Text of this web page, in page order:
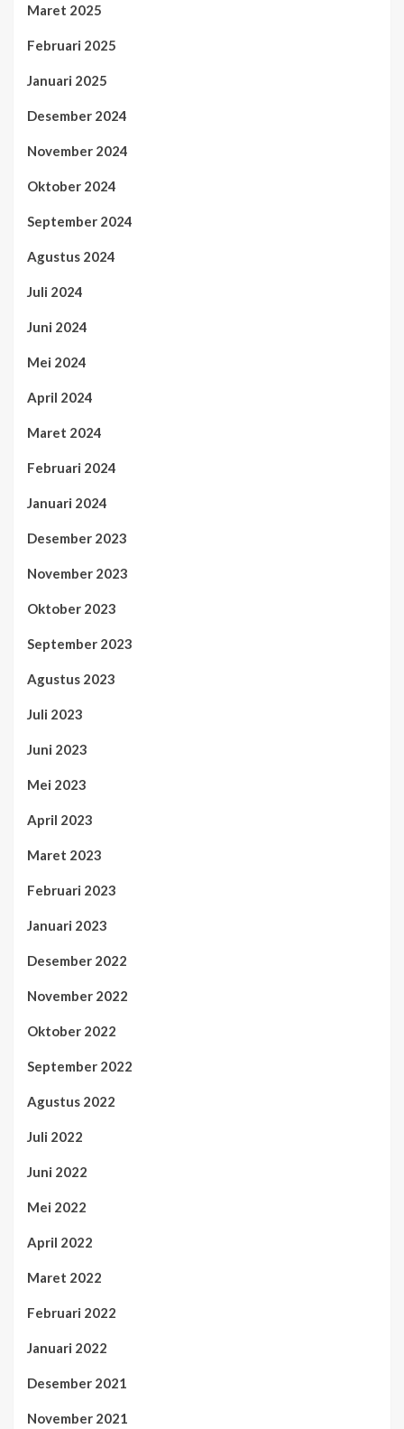
Maret 2025
Februari 2025
Januari 2025
Desember 2024
November 2024
Oktober 2024
September 2024
Agustus 2024
Juli 2024
Juni 2024
Mei 2024
April 2024
Maret 2024
Februari 2024
Januari 2024
Desember 2023
November 2023
Oktober 2023
September 2023
Agustus 2023
Juli 2023
Juni 2023
Mei 2023
April 2023
Maret 2023
Februari 2023
Januari 2023
Desember 2022
November 2022
Oktober 2022
September 2022
Agustus 2022
Juli 2022
Juni 2022
Mei 2022
April 2022
Maret 2022
Februari 2022
Januari 2022
Desember 2021
November 2021